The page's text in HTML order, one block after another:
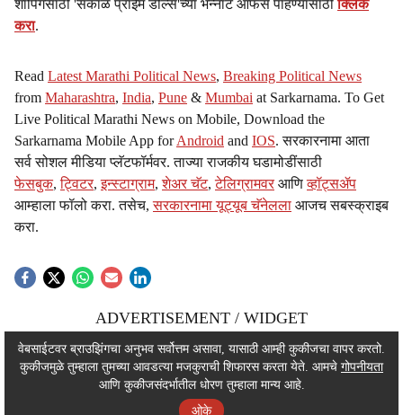
शॉपिंगसाठी 'सकाळ प्राईम डील्स'च्या भन्नाट ऑफर्स पाहण्यासाठीक्लिक
करा.
Read Latest Marathi Political News, Breaking Political News
from Maharashtra, India, Pune & Mumbai at Sarkarnama. To Get
Live Political Marathi News on Mobile, Download the
Sarkarnama Mobile App forAndroid and IOS. सरकारनामा आता
सर्व सोशल मीडिया प्लॅटफॉर्मवर. ताज्या राजकीय घडामोडींसाठी
फेसबुक,ट्विटर,इन्स्टाग्राम,शेअर चॅट,टेलिग्रामवर आणिव्हॉट्सॲप
आम्हाला फॉलो करा. तसेच,सरकारनामा यूट्यूब चॅनेलला आजच सबस्क्राइब
करा.
ADVERTISEMENT / WIDGET
ADVERTISEMENT / WIDGET
ADVERTISEMENT / WIDGET
वेबसाईटवर ब्राउझिंगचा अनुभव सर्वोत्तम असावा, यासाठी आम्ही कुकीजचा वापर करतो.
कुकीजमुळे तुम्हाला तुमच्या आवडत्या मजकुराची शिफारस करता येते. आमचे गोपनीयता
आणि कुकीजसंदर्भातील धोरण तुम्हाला मान्य आहे.
ओके